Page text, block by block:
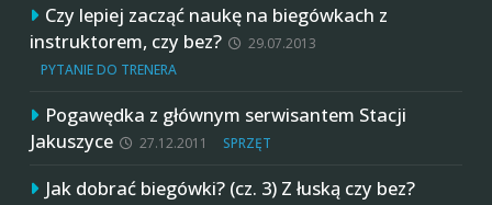
Czy lepiej zacząć naukę na biegówkach z
instruktorem, czy bez?
29.07.2013
PYTANIE DO TRENERA
Pogawędka z głównym serwisantem Stacji
Jakuszyce
27.12.2011 SPRZĘT
Jak dobrać biegówki? (cz. 3) Z łuską czy bez?